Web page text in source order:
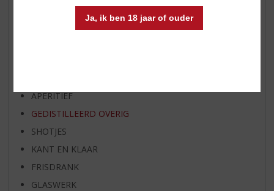
Ja, ik ben 18 jaar of ouder
SPIRIT VAN DE MAAND
EXCLUSIEF TOPSLIJTER
APERITIEF
GEDISTILLEERD OVERIG
SHOTJES
KANT EN KLAAR
FRISDRANK
GLASWERK